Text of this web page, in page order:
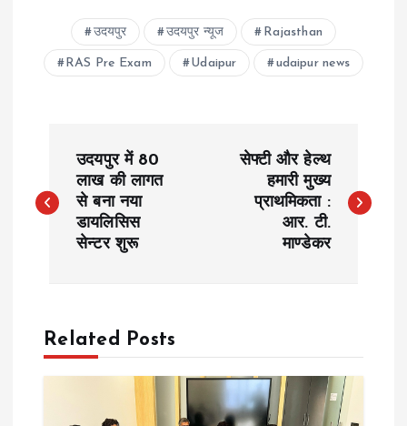
उदयपुर उदयपुर न्यूज Rajasthan
RAS Pre Exam Udaipur udaipur news
o
n
a
उदयपुर में 80
लाख की लागत
से बना नया
डायलिसिस
सेन्टर शुरू
सेफ्टी और हेल्थ
हमारी मुख्य
प्राथमिकता :
आर. टी.
माण्डेकर
Related Posts